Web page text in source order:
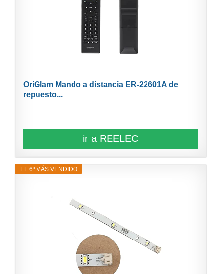
OriGlam Mando a distancia ER-22601A de
repuesto...
ir a REELEC
EL 6º MÁS VENDIDO